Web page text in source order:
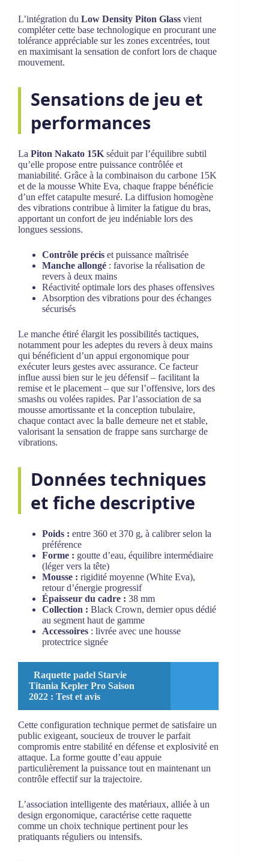
L’intégration du Low Density Piton Glass vient
compléter cette base technologique en procurant une
tolérance appréciable sur les zones excentrées, tout
en maximisant la sensation de confort lors de chaque
mouvement.
Sensations de jeu et
performances
La Piton Nakato 15K séduit par l’équilibre subtil
qu’elle propose entre puissance contrôlée et
maniabilité. Grâce à la combinaison du carbone 15K
et de la mousse White Eva, chaque frappe bénéficie
d’un effet catapulte mesuré. La diffusion homogène
des vibrations contribue à limiter la fatigue du bras,
apportant un confort de jeu indéniable lors des
longues sessions.
Contrôle précis et puissance maîtrisée
Manche allongé : favorise la réalisation de
revers à deux mains
Réactivité optimale lors des phases offensives
Absorption des vibrations pour des échanges
sécurisés
Le manche étiré élargit les possibilités tactiques,
notamment pour les adeptes du revers à deux mains
qui bénéficient d’un appui ergonomique pour
exécuter leurs gestes avec assurance. Ce facteur
influe aussi bien sur le jeu défensif – facilitant la
remise et le placement – que sur l’offensive, lors des
smashs ou volées rapides. Par l’association de sa
mousse amortissante et la conception tubulaire,
chaque contact avec la balle demeure net et stable,
valorisant la sensation de frappe sans surcharge de
vibrations.
Données techniques
et fiche descriptive
Poids : entre 360 et 370 g, à calibrer selon la
préférence
Forme : goutte d’eau, équilibre intermédiaire
(léger vers la tête)
Mousse : rigidité moyenne (White Eva),
retour d’énergie progressif
Épaisseur du cadre : 38 mm
Collection : Black Crown, dernier opus dédié
au segment haut de gamme
Accessoires : livrée avec une housse
protectrice signée
Raquette padel Starvie
Titania Kepler Pro Saison
2022 : Test et avis
Cette configuration technique permet de satisfaire un
public exigeant, soucieux de trouver le parfait
compromis entre stabilité en défense et explosivité en
attaque. La forme goutte d’eau appuie
particulièrement la puissance tout en maintenant un
contrôle effectif sur la trajectoire.
L’association intelligente des matériaux, alliée à un
design ergonomique, caractérise cette raquette
comme un choix technique pertinent pour les
pratiquants réguliers ou intensifs.